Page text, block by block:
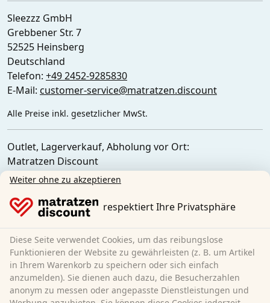
Sleezzz GmbH
Grebbener Str. 7
52525 Heinsberg
Deutschland
Telefon: +49 2452-9285830
E-Mail: customer-service@matratzen.discount
Alle Preise inkl. gesetzlicher MwSt.
Outlet, Lagerverkauf, Abholung vor Ort:
Matratzen Discount
Ferdinand-Porsche-Str. 4
Deutschland
Weiter ohne zu akzeptieren
respektiert Ihre Privatsphäre
Diese Seite verwendet Cookies, um das reibungslose
Funktionieren der Website zu gewährleisten (z. B. um Artikel
in Ihrem Warenkorb zu speichern oder sich einfach
anzumelden). Sie dienen auch dazu, die Besucherzahlen
anonym zu messen oder angepasste Dienstleistungen und